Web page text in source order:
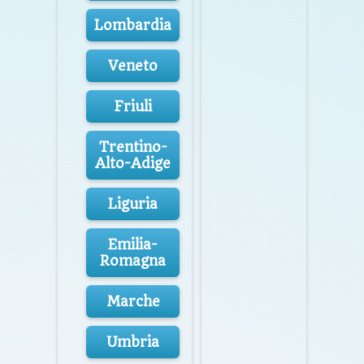
Lombardia
Veneto
Friuli
Trentino-
Alto-Adige
Liguria
Emilia-
Romagna
Marche
Umbria